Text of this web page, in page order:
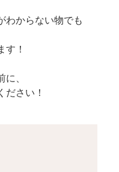
わからない物でも
す！
、
ださい！